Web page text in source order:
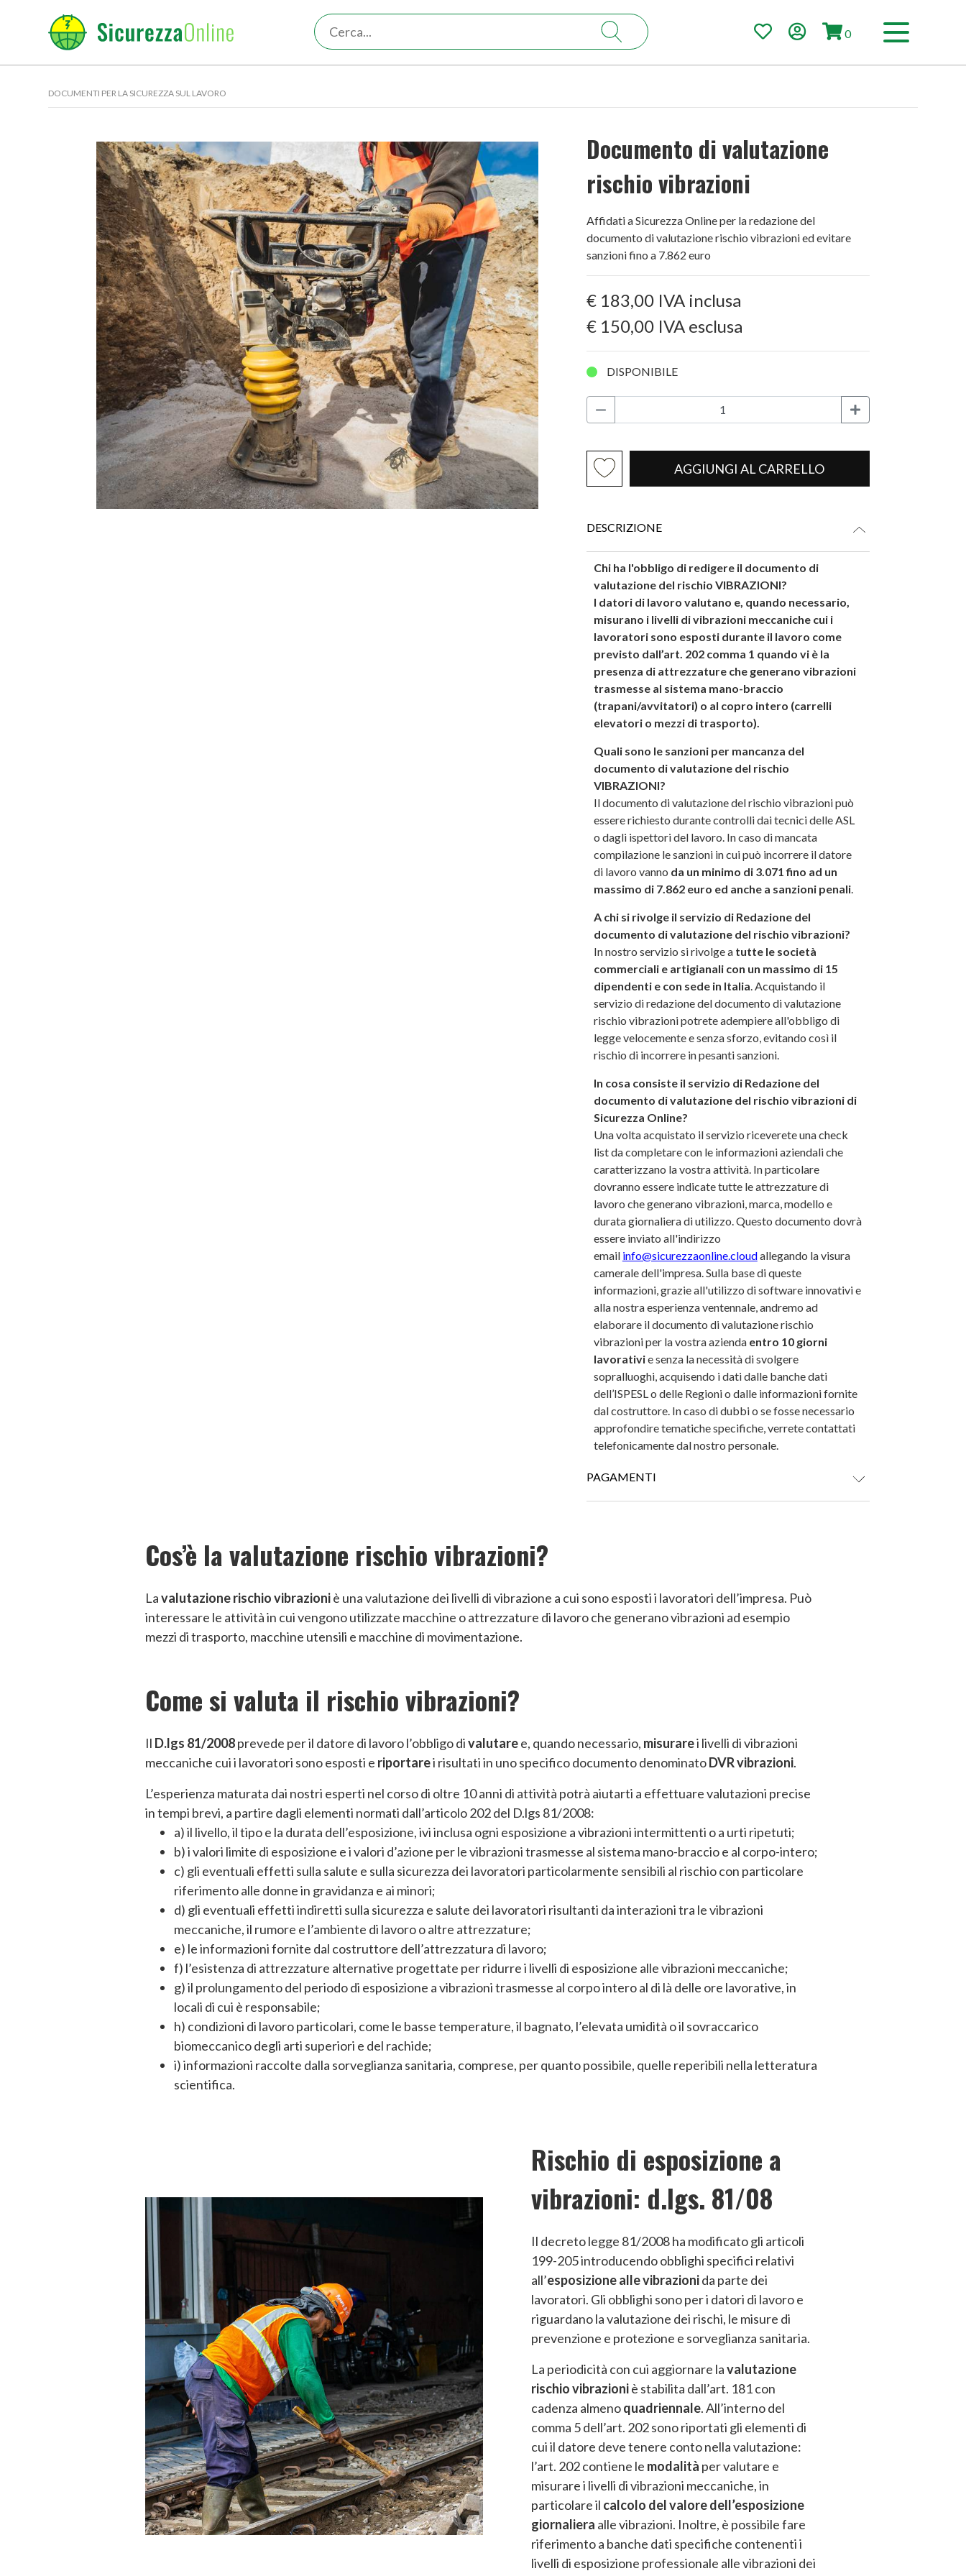
0
DOCUMENTI PER LA SICUREZZA SUL LAVORO
Documento di valutazione
rischio vibrazioni
Affidati a Sicurezza Online per la redazione del
documento di valutazione rischio vibrazioni ed evitare
sanzioni fino a 7.862 euro
€ 183,00 IVA inclusa
€ 150,00 IVA esclusa
DISPONIBILE
AGGIUNGI AL CARRELLO
DESCRIZIONE
Chi ha l'obbligo di redigere il documento di
valutazione del rischio VIBRAZIONI?
I datori di lavoro valutano e, quando necessario,
misurano i livelli di vibrazioni meccaniche cui i
lavoratori sono esposti durante il lavoro come
previsto dall’art. 202 comma 1 quando vi è la
presenza di attrezzature che generano vibrazioni
trasmesse al sistema mano-braccio
(trapani/avvitatori) o al copro intero (carrelli
elevatori o mezzi di trasporto).
Quali sono le sanzioni per mancanza del
documento di valutazione del rischio
VIBRAZIONI?
Il documento di valutazione del rischio vibrazioni può
essere richiesto durante controlli dai tecnici delle ASL
o dagli ispettori del lavoro. In caso di mancata
compilazione le sanzioni in cui può incorrere il datore
di lavoro vanno da un minimo di 3.071 fino ad un
massimo di 7.862 euro ed anche a sanzioni penali.
A chi si rivolge il servizio di Redazione del
documento di valutazione del rischio vibrazioni?
In nostro servizio si rivolge a tutte le società
commerciali e artigianali con un massimo di 15
dipendenti e con sede in Italia. Acquistando il
servizio di redazione del documento di valutazione
rischio vibrazioni potrete adempiere all'obbligo di
legge velocemente e senza sforzo, evitando così il
rischio di incorrere in pesanti sanzioni.
In cosa consiste il servizio di Redazione del
documento di valutazione del rischio vibrazioni di
Sicurezza Online?
Una volta acquistato il servizio riceverete una check
list da completare con le informazioni aziendali che
caratterizzano la vostra attività. In particolare
dovranno essere indicate tutte le attrezzature di
lavoro che generano vibrazioni, marca, modello e
durata giornaliera di utilizzo. Questo documento dovrà
essere inviato all'indirizzo
email info@sicurezzaonline.cloudallegando la visura
camerale dell'impresa. Sulla base di queste
informazioni, grazie all'utilizzo di software innovativi e
alla nostra esperienza ventennale, andremo ad
elaborare il documento di valutazione rischio
vibrazioni per la vostra azienda entro 10 giorni
lavorativie senza la necessità di svolgere
sopralluoghi, acquisendo i dati dalle banche dati
dell’ISPESL o delle Regioni o dalle informazioni fornite
dal costruttore. In caso di dubbi o se fosse necessario
approfondire tematiche specifiche, verrete contattati
telefonicamente dal nostro personale.
PAGAMENTI
PAYPAL (Pagamento in 3 rate senza interessi per ordini superiori a 30
€)
Cos’è la valutazione rischio vibrazioni?
Lavalutazione rischio vibrazioniè una valutazione dei livelli di vibrazione a cui sono esposti i lavoratori dell’impresa. Può
interessare le attività in cui vengono utilizzate macchine o attrezzature di lavoro che generano vibrazioni ad esempio
mezzi di trasporto, macchine utensili e macchine di movimentazione.
Come si valuta il rischio vibrazioni?
Il D.lgs 81/2008prevede per il datore di lavoro l’obbligo divalutaree, quando necessario, misurarei livelli di vibrazioni
meccaniche cui i lavoratori sono esposti e riportarei risultati in uno specifico documento denominatoDVR vibrazioni.
L’esperienza maturata dai nostri esperti nel corso di oltre 10 anni di attività potrà aiutarti a effettuare valutazioni precise
in tempi brevi, a partire dagli elementi normati dall’articolo 202 del D.lgs 81/2008:
a) il livello, il tipo e la durata dell’esposizione, ivi inclusa ogni esposizione a vibrazioni intermittenti o a urti ripetuti;
b) i valori limite di esposizione e i valori d’azione per le vibrazioni trasmesse al sistema mano-braccio e al corpo-intero;
c) gli eventuali effetti sulla salute e sulla sicurezza dei lavoratori particolarmente sensibili al rischio con particolare
riferimento alle donne in gravidanza e ai minori;
d) gli eventuali effetti indiretti sulla sicurezza e salute dei lavoratori risultanti da interazioni tra le vibrazioni
meccaniche, il rumore e l’ambiente di lavoro o altre attrezzature;
e) le informazioni fornite dal costruttore dell’attrezzatura di lavoro;
f) l’esistenza di attrezzature alternative progettate per ridurre i livelli di esposizione alle vibrazioni meccaniche;
g) il prolungamento del periodo di esposizione a vibrazioni trasmesse al corpo intero al di là delle ore lavorative, in
locali di cui è responsabile;
h) condizioni di lavoro particolari, come le basse temperature, il bagnato, l’elevata umidità o il sovraccarico
biomeccanico degli arti superiori e del rachide;
i) informazioni raccolte dalla sorveglianza sanitaria, comprese, per quanto possibile, quelle reperibili nella letteratura
scientifica.
Rischio di esposizione a
vibrazioni: d.lgs. 81/08
Il decreto legge 81/2008 ha modificato gli articoli
199-205 introducendo obblighi specifici relativi
all’esposizione alle vibrazionida parte dei
lavoratori. Gli obblighi sono per i datori di lavoro e
riguardano la valutazione dei rischi, le misure di
prevenzione e protezione e sorveglianza sanitaria.
La periodicità con cui aggiornare lavalutazione
rischio vibrazioniè stabilita dall’art. 181 con
cadenza almenoquadriennale. All’interno del
comma 5 dell’art. 202 sono riportati gli elementi di
cui il datore deve tenere conto nella valutazione:
l’art. 202 contiene le modalità per valutare e
misurare i livelli di vibrazioni meccaniche, in
particolare il calcolo del valore dell’esposizione
giornaliera alle vibrazioni. Inoltre, è possibile fare
riferimento a banche dati specifiche contenenti i
livelli di esposizione professionale alle vibrazioni dei